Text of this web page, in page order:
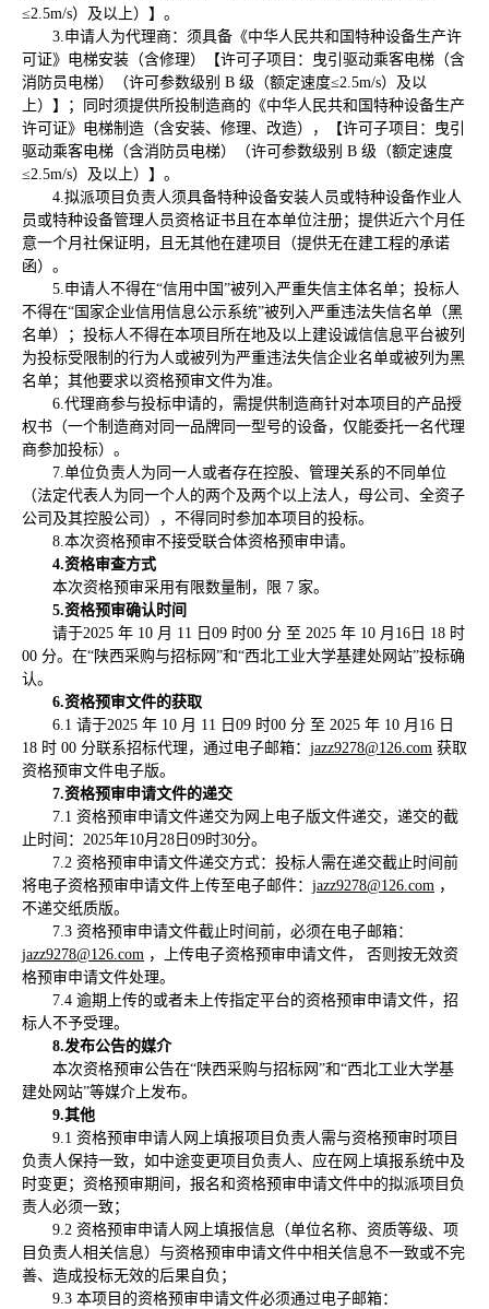
≤2.5m/s）及以上）】。
3.申请人为代理商：须具备《中华人民共和国特种设备生产许
可证》电梯安装（含修理）【许可子项目：曳引驱动乘客电梯（含
消防员电梯）（许可参数级别 B 级（额定速度≤2.5m/s）及以
上）】；同时须提供所投制造商的《中华人民共和国特种设备生产
许可证》电梯制造（含安装、修理、改造），【许可子项目：曳引
驱动乘客电梯（含消防员电梯）（许可参数级别 B 级（额定速度
≤2.5m/s）及以上）】。
4.拟派项目负责人须具备特种设备安装人员或特种设备作业人
员或特种设备管理人员资格证书且在本单位注册；提供近六个月任
意一个月社保证明，且无其他在建项目（提供无在建工程的承诺
函）。
5.申请人不得在“信用中国”被列入严重失信主体名单；投标人
不得在“国家企业信用信息公示系统”被列入严重违法失信名单（黑
名单）；投标人不得在本项目所在地及以上建设诚信信息平台被列
为投标受限制的行为人或被列为严重违法失信企业名单或被列为黑
名单；其他要求以资格预审文件为准。
6.代理商参与投标申请的，需提供制造商针对本项目的产品授
权书（一个制造商对同一品牌同一型号的设备，仅能委托一名代理
商参加投标）。
7.单位负责人为同一人或者存在控股、管理关系的不同单位
（法定代表人为同一个人的两个及两个以上法人，母公司、全资子
公司及其控股公司），不得同时参加本项目的投标。
8.本次资格预审不接受联合体资格预审申请。
4.资格审查方式
本次资格预审采用有限数量制，限 7 家。
5.资格预审确认时间
请于2025 年 10 月 11 日09 时00 分 至 2025 年 10 月16日 18 时
00 分。在“陕西采购与招标网”和“西北工业大学基建处网站”投标确
认。
6.资格预审文件的获取
6.1 请于2025 年 10 月 11 日09 时00 分 至 2025 年 10 月16 日
18 时 00 分联系招标代理，通过电子邮箱： jazz9278@126.com 获取
资格预审文件电子版。
7.资格预审申请文件的递交
7.1 资格预审申请文件递交为网上电子版文件递交，递交的截
止时间：2025年10月28日09时30分。
7.2 资格预审申请文件递交方式：投标人需在递交截止时间前
将电子资格预审申请文件上传至电子邮件： jazz9278@126.com ，
不递交纸质版。
7.3 资格预审申请文件截止时间前，必须在电子邮箱：
jazz9278@126.com ，上传电子资格预审申请文件， 否则按无效资
格预审申请文件处理。
7.4 逾期上传的或者未上传指定平台的资格预审申请文件，招
标人不予受理。
8.发布公告的媒介
本次资格预审公告在“陕西采购与招标网”和“西北工业大学基
建处网站”等媒介上发布。
9.其他
9.1 资格预审申请人网上填报项目负责人需与资格预审时项目
负责人保持一致，如中途变更项目负责人、应在网上填报系统中及
时变更；资格预审期间，报名和资格预审申请文件中的拟派项目负
责人必须一致；
9.2 资格预审申请人网上填报信息（单位名称、资质等级、项
目负责人相关信息）与资格预审申请文件中相关信息不一致或不完
善、造成投标无效的后果自负；
9.3 本项目的资格预审申请文件必须通过电子邮箱：